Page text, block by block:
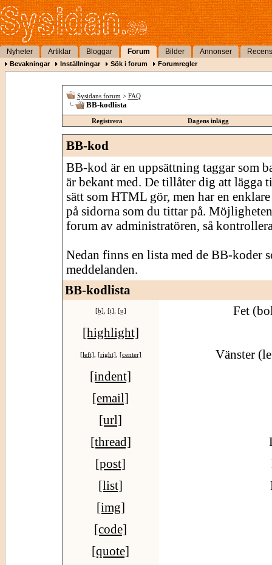
Nyheter Artiklar Bloggar Forum Bilder Annonser
Bevakningar Inställningar Sök i forum Forumregler
Sysidans forum > FAQ
BB-kodlista
Registrera Dagens inlägg
BB-kod
BB-kod är en uppsättning taggar som
är bekant med. De tillåter dig att lägga
sätt som HTML gör, men har en
på sidorna som du tittar på.
forum av administratören, så
Nedan finns en lista med de BB-koder
meddelanden.
BB-kodlista
[b] [i] [u]
Fet
[highlight]
[left] [right] [center]
Vänster
[indent]
[email]
[url]
[thread]
[post]
[list]
[img]
[code]
[quote]